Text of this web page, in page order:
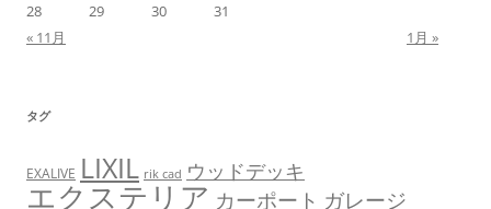
28
29 30
31
« 11月
1月 »
タグ
EXALIVE LIXIL rik cad ウッドデッキ
エクステリア カーポート ガレージ